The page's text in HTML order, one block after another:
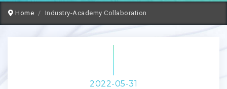
Home Industry-Academy Collaboration
2022-05-31